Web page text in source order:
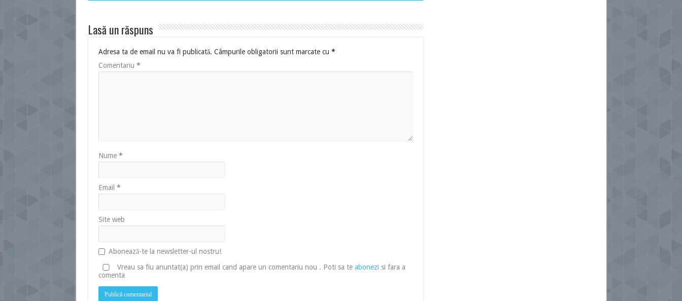
Lasă un răspuns
Adresa ta de email nu va fi publicată. Câmpurile obligatorii sunt marcate cu *
Comentariu *
Nume *
Email *
Site web
Abonează-te la newsletter-ul nostru!
Vreau sa fiu anuntat(a) prin email cand apare un comentariu nou . Poti sa te abonezi si fara a
comenta